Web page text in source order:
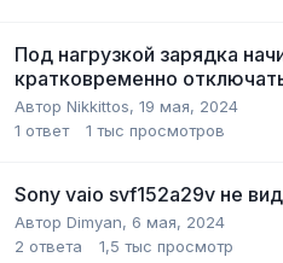
Под нагрузкой зарядка
кратковременно
Автор Nikkittos, 19 мая, 2024
1 ответ 1 тыс просмотров
Sony vaio svf152a29v не
Автор Dimyan, 6 мая, 2024
2 ответа 1,5 тыс просмотр